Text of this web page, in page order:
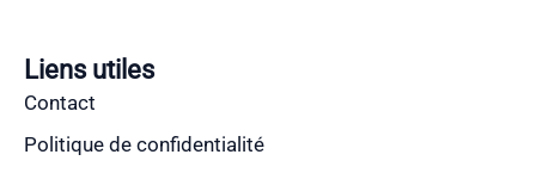
Liens utiles
Contact
Politique de confidentialité